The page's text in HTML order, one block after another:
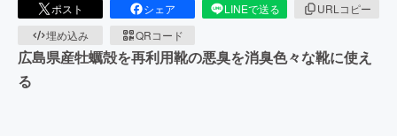
ポスト シェア LINEで送る
URLコピー
埋め込み
QRコード
広島県産牡蠣殻を再利用靴の悪臭を消臭色々な靴に使え
る